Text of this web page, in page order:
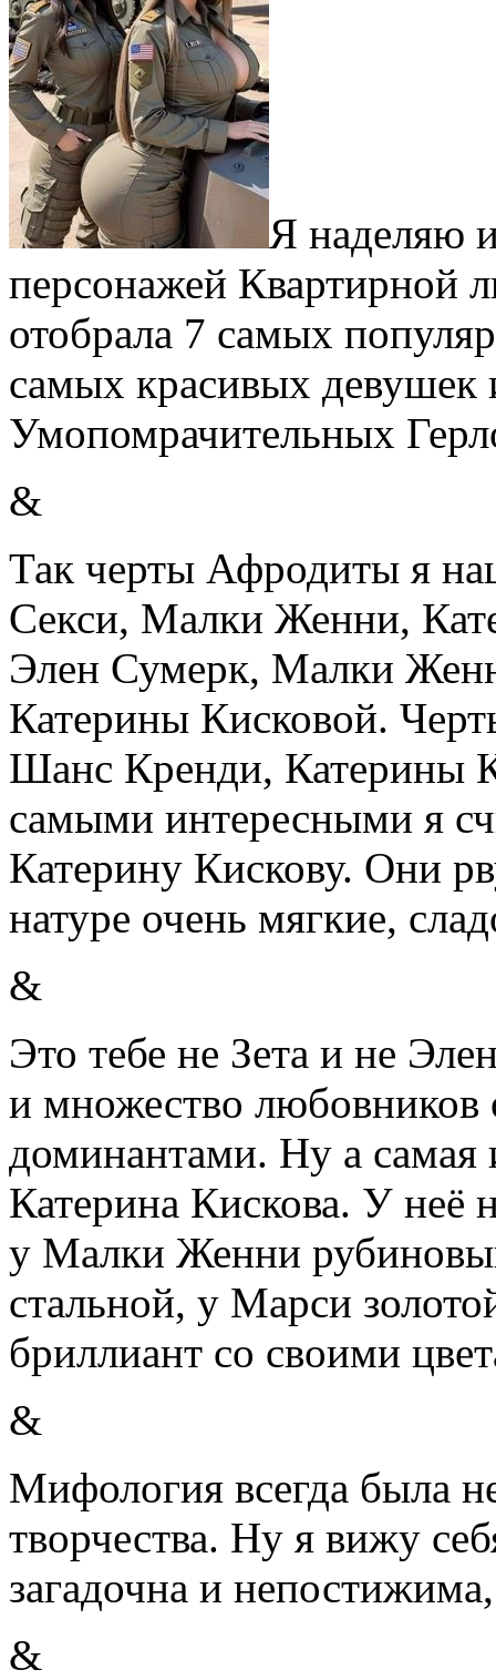
Я наделяю
персонажей Квартирной
отобрала 7 самых
самых красивых девушек
Умопомрачительных
&
Так черты Афродиты я
Секси, Малки Женни,
Элен Сумерк, Малки
Катерины Кисковой.
Шанс Кренди, Катерины
самыми интересными я
Катерину Кискову. Они
натуре очень мягкие,
&
Это тебе не Зета и не
и множество любовников
доминантами. Ну а самая
Катерина Кискова. У
у Малки Женни
стальной, у Марси
бриллиант со своими
&
Мифология всегда была
творчества. Ну я вижу
загадочна и
&